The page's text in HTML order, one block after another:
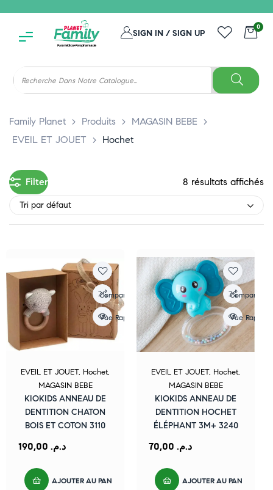
SIGN IN / SIGN UP
0
Family Planet > Produits > MAGASIN BEBE
>
EVEIL ET JOUET
> Hochet
Filter 8 résultats affichés
Tri par défaut
Compare
Vue Rapide
EVEIL ET JOUET, Hochet,
MAGASIN BEBE
KIOKIDS ANNEAU DE
DENTITION CHATON
BOIS ET COTON 3110
د.م.
AJOUTER AU PANIER
Compare
Vue Rapide
EVEIL ET JOUET, Hochet,
MAGASIN BEBE
KIOKIDS ANNEAU DE
DENTITION HOCHET
ÉLÉPHANT 3M+ 3240
د.م.
AJOUTER AU PANIER